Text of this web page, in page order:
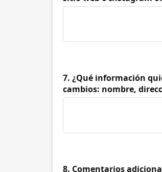
7. ¿Qué información
cambios: nombre,
8. Comentarios